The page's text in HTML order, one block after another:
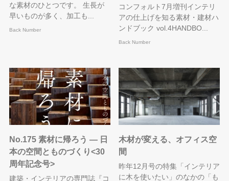
な素材のひとつです。 生長が
早いものが多く、加工も...
Back Number
コンフォルト7月増刊インテリ
アの仕上げを知る素材・建材ハ
ンドブック vol.4HANDBO...
Back Number
No.175 素材に帰ろう — 日
本の空間とものづくり<30
周年記念号>
建築・インテリアの専門誌『コ
木材が変える、オフィス空
間
昨年12月号の特集「インテリア
に木を使いたい」のなかの「も